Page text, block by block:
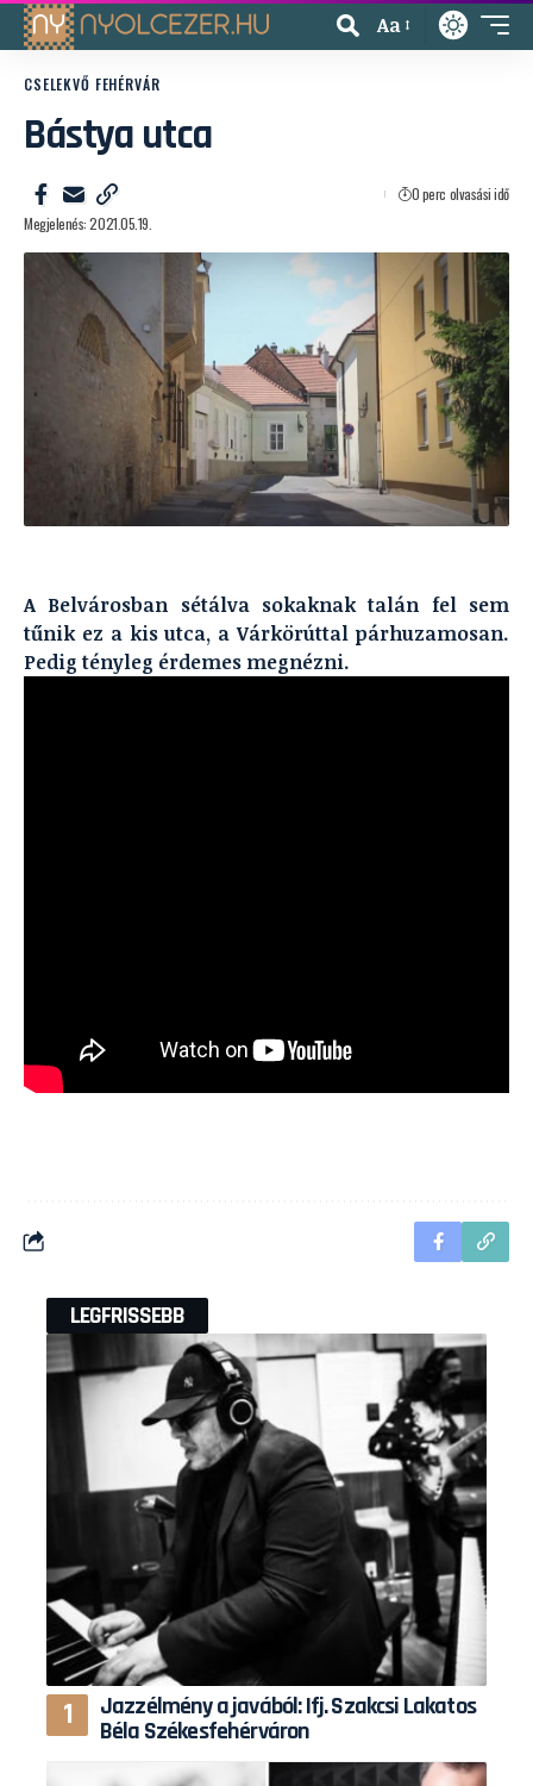
Aa
CSELEKVŐ FEHÉRVÁR
Bástya utca
Megjelenés: 2021.05.19.
0 perc olvasási idő
A Belvárosban sétálva sokaknak talán fel sem
tűnik ez a kis utca, a Várkörúttal párhuzamosan.
Pedig tényleg érdemes megnézni.
LEGFRISSEBB
Jazzélmény a javából: Ifj. Szakcsi Lakatos
Béla Székesfehérváron